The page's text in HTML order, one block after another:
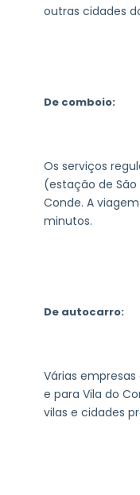
outras cidades
De comboio:
Os serviços
(estação de
Conde. A
minutos.
De autocarro:
Várias
e para Vila do
vilas e cidades